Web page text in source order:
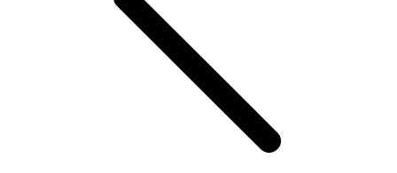
YEMIN WANG 2026 CONCERT TOUR